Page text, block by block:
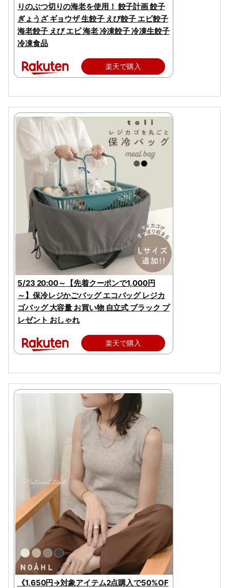
りのぶつ切りの海老を使用！ 餃子計画 餃子
ぎょうざ ギョウザ 生餃子 えび餃子 エビ餃子
海老餃子 えび エビ 海老 冷凍餃子 冷凍生餃子
冷凍食品
楽天で購入
5/23 20:00～【先着クーポンで1,000円
～】保冷レジかごバッグ エコバッグ レジカ
ゴバッグ 大容量 お買い物 自立式 ブラック プ
レゼント おしゃれ
楽天で購入
《1,650円→対象アイテム2点購入で50%OF